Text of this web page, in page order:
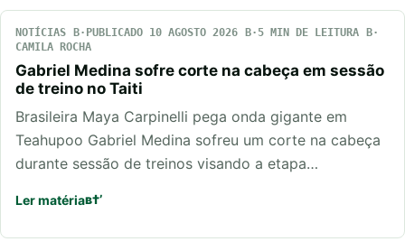
NOTÍCIAS PUBLICADO 10 AGOSTO 2026
5 MIN DE LEITURA
CAMILA ROCHA
Gabriel Medina sofre corte na cabeça em sessão
de treino no Taiti
Brasileira Maya Carpinelli pega onda gigante em
Teahupoo Gabriel Medina sofreu um corte na cabeça
durante sessão de treinos visando a etapa…
Ler matéria